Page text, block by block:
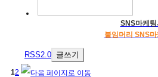
SNS마케팅
붙임머리 SNS마
RSS2.0 글쓰기
12